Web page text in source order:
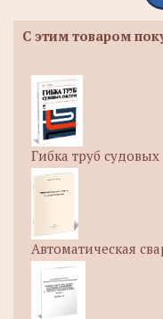
С этим товаром
Гибка труб судовых
Автоматическая